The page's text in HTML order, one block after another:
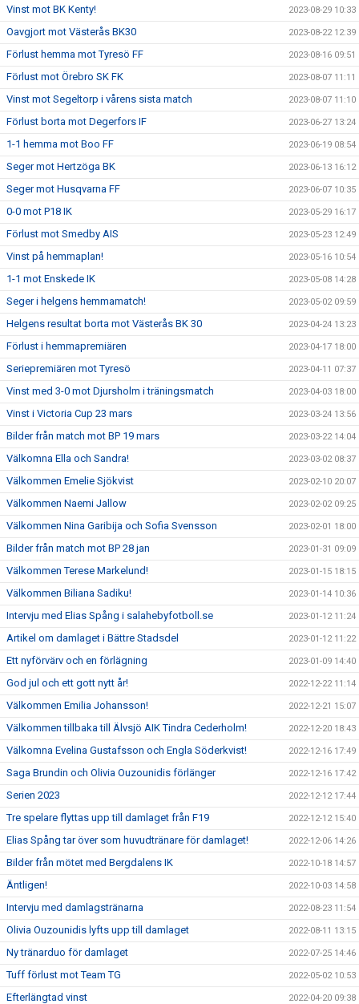
Vinst mot BK Kenty! 2023-08-29 10:33
Oavgjort mot Västerås BK30 2023-08-22 12:39
Förlust hemma mot Tyresö FF 2023-08-16 09:51
Förlust mot Örebro SK FK 2023-08-07 11:11
Vinst mot Segeltorp i vårens sista match 2023-08-07 11:10
Förlust borta mot Degerfors IF 2023-06-27 13:24
1-1 hemma mot Boo FF 2023-06-19 08:54
Seger mot Hertzöga BK 2023-06-13 16:12
Seger mot Husqvarna FF 2023-06-07 10:35
0-0 mot P18 IK 2023-05-29 16:17
Förlust mot Smedby AIS 2023-05-23 12:49
Vinst på hemmaplan! 2023-05-16 10:54
1-1 mot Enskede IK 2023-05-08 14:28
Seger i helgens hemmamatch! 2023-05-02 09:59
Helgens resultat borta mot Västerås BK 30 2023-04-24 13:23
Förlust i hemmapremiären 2023-04-17 18:00
Seriepremiären mot Tyresö 2023-04-11 07:37
Vinst med 3-0 mot Djursholm i träningsmatch 2023-04-03 18:00
Vinst i Victoria Cup 23 mars 2023-03-24 13:56
Bilder från match mot BP 19 mars 2023-03-22 14:04
Välkomna Ella och Sandra! 2023-03-02 08:37
Välkommen Emelie Sjökvist 2023-02-10 20:07
Välkommen Naemi Jallow 2023-02-02 09:25
Välkommen Nina Garibija och Sofia Svensson 2023-02-01 18:00
Bilder från match mot BP 28 jan 2023-01-31 09:09
Välkommen Terese Markelund! 2023-01-15 18:15
Välkommen Biliana Sadiku! 2023-01-14 10:36
Intervju med Elias Spång i salahebyfotboll.se 2023-01-12 11:24
Artikel om damlaget i Bättre Stadsdel 2023-01-12 11:22
Ett nyförvärv och en förlägning 2023-01-09 14:40
God jul och ett gott nytt år! 2022-12-22 11:14
Välkommen Emilia Johansson! 2022-12-21 15:07
Välkommen tillbaka till Älvsjö AIK Tindra Cederholm! 2022-12-20 18:43
Välkomna Evelina Gustafsson och Engla Söderkvist! 2022-12-16 17:49
Saga Brundin och Olivia Ouzounidis förlänger 2022-12-16 17:42
Serien 2023 2022-12-12 17:44
Tre spelare flyttas upp till damlaget från F19 2022-12-12 15:40
Elias Spång tar över som huvudtränare för damlaget! 2022-12-06 14:26
Bilder från mötet med Bergdalens IK 2022-10-18 14:57
Äntligen! 2022-10-03 14:58
Intervju med damlagstränarna 2022-08-23 11:54
Olivia Ouzounidis lyfts upp till damlaget 2022-08-11 13:15
Ny tränarduo för damlaget 2022-07-25 14:46
Tuff förlust mot Team TG 2022-05-02 10:53
Efterlängtad vinst 2022-04-20 09:38